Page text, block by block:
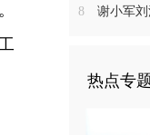
8 谢小军
热点专